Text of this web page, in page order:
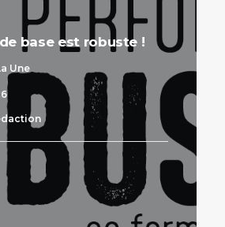
base est robuste !
Une